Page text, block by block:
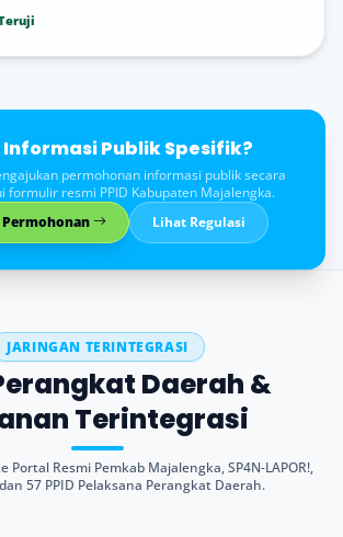
Informasi Publik Spesifik?
permohonan informasi publik secara
formulir resmi PPID Kabupaten Majalengka.
Lihat Regulasi
JARINGAN TERINTEGRASI
Daerah &
Terintegrasi
Resmi Pemkab Majalengka, SP4N-LAPOR!,
dan 57 PPID Pelaksana Perangkat Daerah.